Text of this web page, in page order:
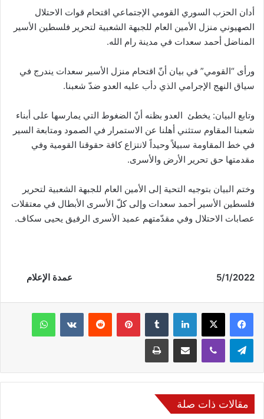
أدان الحزب السوري القومي الإجتماعي اقتحام قوات الاحتلال
الصهيوني منزل الأمين العام للجبهة الشعبية لتحرير فلسطين الأسير
المناضل أحمد سعدات في مدينة رام الله.
ورأى “القومي” في بيان أنّ اقتحام منزل الأسير سعدات يندرج في
سياق النهج الإجرامي الذي دأب عليه العدو ضدّ شعبنا.
وتابع البيان: يخطئ العدو بظنه أنّ الضغوط التي يمارسها على أبناء
شعبنا المقاوم ستثني أهلنا عن الاستمرار في الصمود ومتابعة السير
في خط المقاومة سبيلاً وحيداً لانتزاع كافة حقوقنا القومية وفي
مقدمتها حق تحرير الأرض والأسرى.
وختم البيان بتوجيه التحية إلى الأمين العام للجبهة الشعبية لتحرير
فلسطين الأسير أحمد سعدات وإلى كلّ الأسرى الأبطال في معتقلات
عصابات الاحتلال وفي مقدّمتهم عميد الأسرى الرفيق يحيى سكاف.
5/1/2022 عمدة الإعلام
فيسبوك لينكدإن بينتيريست
مقالات ذات صلة